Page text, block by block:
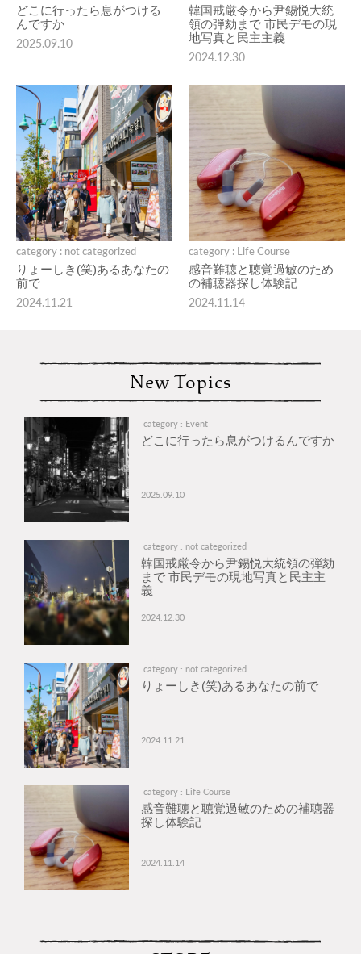
どこに行ったら息がつける
んですか
2025.09.10
韓国戒厳令から尹錫悦大統
領の弾劾まで 市民デモの現
地写真と民主主義
2024.12.30
category : not categorized
りょーしき(笑)あるあなたの
前で
2024.11.21
category : Life Course
感音難聴と聴覚過敏のため
の補聴器探し体験記
2024.11.14
New Topics
category : Event
どこに行ったら息がつけるんですか
2025.09.10
category : not categorized
韓国戒厳令から尹錫悦大統領の弾劾
まで 市民デモの現地写真と民主主
義
2024.12.30
category : not categorized
りょーしき(笑)あるあなたの前で
2024.11.21
category : Life Course
感音難聴と聴覚過敏のための補聴器
探し体験記
2024.11.14